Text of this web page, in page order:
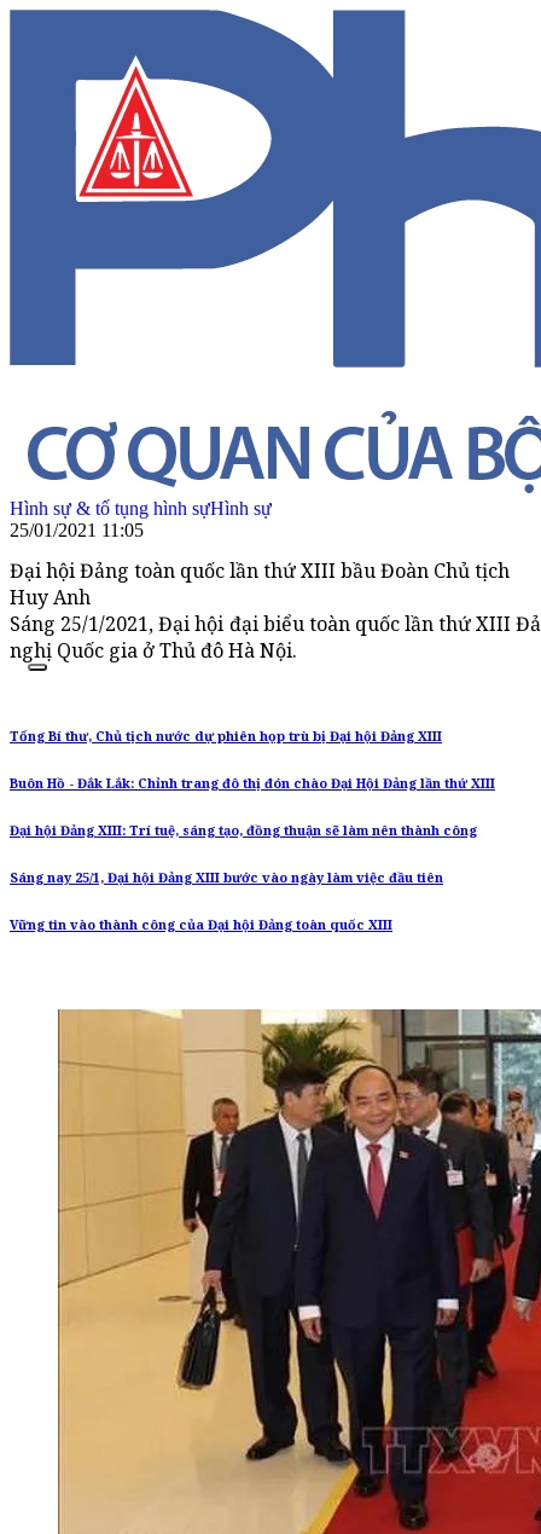
Hình sự & tố tụng hình sựHình sự
25/01/2021 11:05
Đại hội Đảng toàn quốc lần thứ XIII bầu Đoàn Chủ tịch
Huy Anh
Sáng 25/1/2021, Đại hội đại biểu toàn quốc lần thứ XIII
nghị Quốc gia ở Thủ đô Hà Nội.
Tổng Bí thư, Chủ tịch nước dự phiên họp trù bị Đại hội Đảng XIII
Buôn Hồ - Đắk Lắk: Chỉnh trang đô thị đón chào Đại Hội Đảng lần thứ XIII
Đại hội Đảng XIII: Trí tuệ, sáng tạo, đồng thuận sẽ làm nên thành công
Sáng nay 25/1, Đại hội Đảng XIII bước vào ngày làm việc đầu tiên
Vững tin vào thành công của Đại hội Đảng toàn quốc XIII